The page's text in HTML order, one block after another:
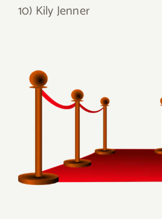
10) Kily Jenner